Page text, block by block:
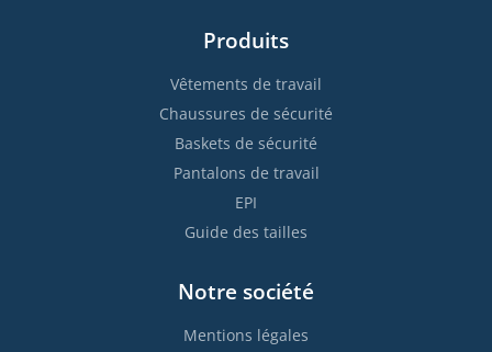
Produits
Vêtements de travail
Chaussures de sécurité
Baskets de sécurité
Pantalons de travail
EPI
Guide des tailles
Notre société
Mentions légales